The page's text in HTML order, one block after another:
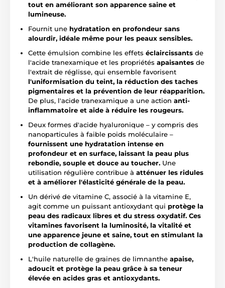
tout en améliorant son apparence saine et
lumineuse.
Fournit une hydratation en profondeur sans
alourdir, idéale même pour les peaux sensibles.
Cette émulsion combine les effets éclaircissants de
l'acide tranexamique et les propriétés apaisantes de
l'extrait de réglisse, qui ensemble favorisent
l'uniformisation du teint, la réduction des taches
pigmentaires et la prévention de leur réapparition.
De plus, l'acide tranexamique a une action anti-
inflammatoire et aide à réduire les rougeurs.
Deux formes d'acide hyaluronique – y compris des
nanoparticules à faible poids moléculaire –
fournissent une hydratation intense en
profondeur et en surface, laissant la peau plus
rebondie, souple et douce au toucher. Une
utilisation régulière contribue à atténuer les ridules
et à améliorer l'élasticité générale de la peau.
Un dérivé de vitamine C, associé à la vitamine E,
agit comme un puissant antioxydant qui protège la
peau des radicaux libres et du stress oxydatif. Ces
vitamines favorisent la luminosité, la vitalité et
une apparence jeune et saine, tout en stimulant la
production de collagène.
L'huile naturelle de graines de limnanthe apaise,
adoucit et protège la peau grâce à sa teneur
élevée en acides gras et antioxydants.